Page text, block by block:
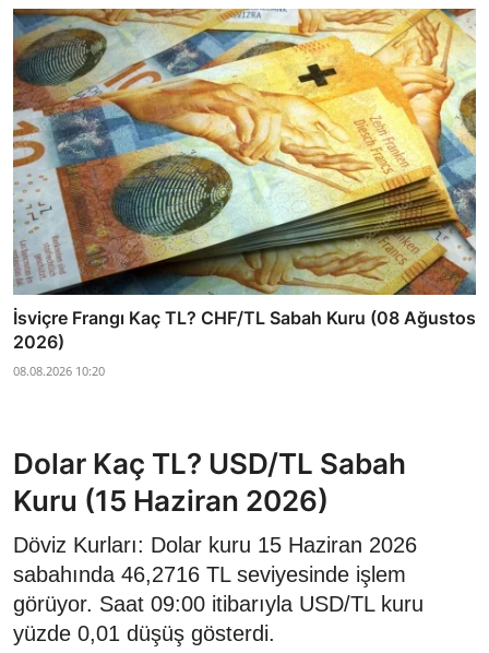
İsviçre Frangı Kaç TL? CHF/TL Sabah Kuru (08 Ağustos
2026)
08.08.2026 10:20
Dolar Kaç TL? USD/TL Sabah
Kuru (15 Haziran 2026)
Döviz Kurları: Dolar kuru 15 Haziran 2026
sabahında 46,2716 TL seviyesinde işlem
görüyor. Saat 09:00 itibarıyla USD/TL kuru
yüzde 0,01 düşüş gösterdi.